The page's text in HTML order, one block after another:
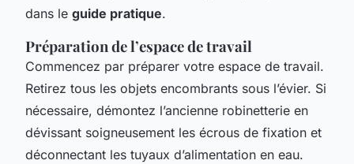
dans le guide pratique.
Préparation de l’espace de travail
Commencez par préparer votre espace de travail.
Retirez tous les objets encombrants sous l’évier. Si
nécessaire, démontez l’ancienne robinetterie en
dévissant soigneusement les écrous de fixation et
déconnectant les tuyaux d’alimentation en eau.